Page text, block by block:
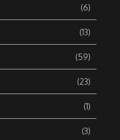
(6)
(13)
(59)
(23)
(1)
(3)